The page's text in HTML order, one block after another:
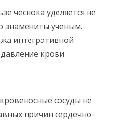
чеснока уделяется не
знамениты ученым.
интегративной
крови
сосуды не
причин сердечно-